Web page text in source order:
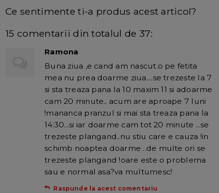
Ce sentimente ti-a produs acest articol?
15 comentarii din totalul de 37:
Ramona
Buna ziua ,e cand am nascut.o pe fetita
mea nu prea doarme ziua....se trezeste la 7
si sta treaza pana la 10 maxim 11 si adoarme
cam 20 minute.. acum are aproape 7 luni
!mananca pranzul si mai sta treaza pana la
14:30...si iar doarme cam tot 20 minute ...se
trezeste plangand..nu stiu care e cauza !in
schimb noaptea doarme ..de multe ori se
trezeste plangand !oare este o problema
sau e normal asa?va multumesc!
Raspunde la acest comentariu